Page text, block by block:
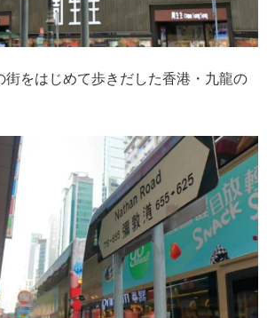
街をはじめて歩きだした香港・九龍の